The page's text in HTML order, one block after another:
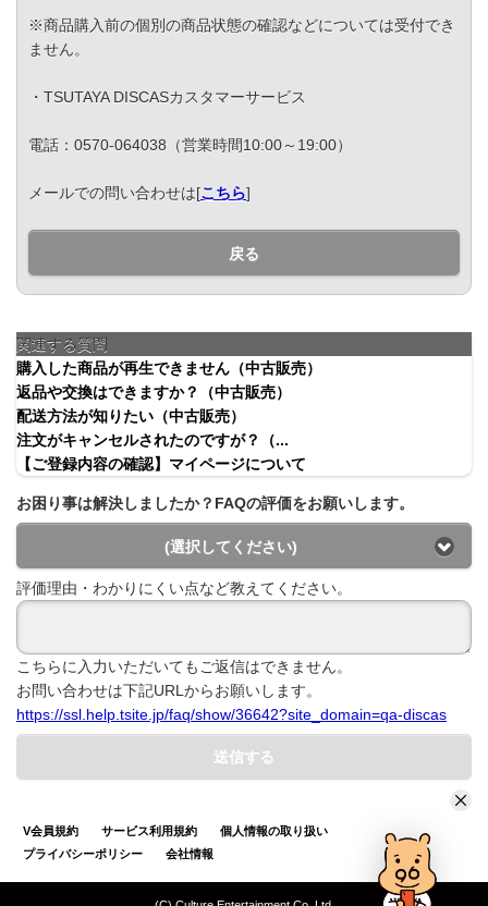
※商品購入前の個別の商品状態の確認などについては受付でき
ません。
・TSUTAYA DISCASカスタマーサービス
電話：0570-064038（営業時間10:00～19:00）
メールでの問い合わせは[こちら]
戻る
関連する質問
購入した商品が再生できません（中古販売）
返品や交換はできますか？（中古販売）
配送方法が知りたい（中古販売）
注文がキャンセルされたのですが？（...
【ご登録内容の確認】マイページについて
お困り事は解決しましたか？FAQの評価をお願いします。
(選択してください)
評価理由・わかりにくい点など教えてください。
こちらに入力いただいてもご返信はできません。
お問い合わせは下記URLからお願いします。
https://ssl.help.tsite.jp/faq/show/36642?site_domain=qa-discas
送信する
V会員規約 サービス利用規約
個人情報の取り扱い
プライバシーポリシー
会社情報